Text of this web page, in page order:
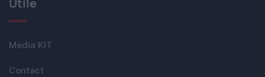
Utile
Media KIT
Contact